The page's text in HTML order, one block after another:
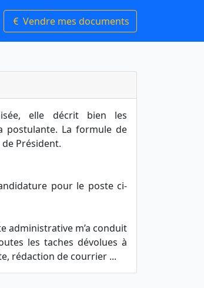
Vendre mes documents
elle décrit bien les
postulante. La formule de
Président.
pour le poste ci-
administrative m’a conduit
les taches dévolues à
rédaction de courrier ...